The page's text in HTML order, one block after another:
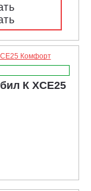
К XСE25